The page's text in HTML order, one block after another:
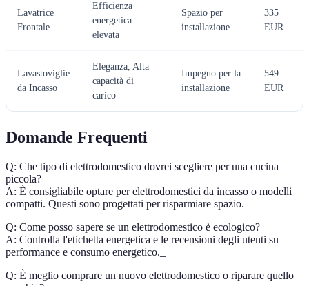
Lavatrice
Frontale
Efficienza
energetica
elevata
Spazio per
installazione
335
EUR
Lavastoviglie
da Incasso
Eleganza, Alta
capacità di
carico
Impegno per la
installazione
549
EUR
Domande Frequenti
Q: Che tipo di elettrodomestico dovrei scegliere per una cucina
piccola?
A: È consigliabile optare per elettrodomestici da incasso o modelli
compatti. Questi sono progettati per risparmiare spazio.
Q: Come posso sapere se un elettrodomestico è ecologico?
A: Controlla l'etichetta energetica e le recensioni degli utenti su
performance e consumo energetico._
Q: È meglio comprare un nuovo elettrodomestico o riparare quello